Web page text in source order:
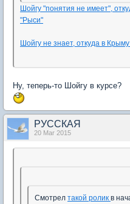
Шойгу "понятия не имеет",
"Рыси"
Шойгу не знает, откуда в
Ну, теперь-то Шойгу в курсе?
РУССКАЯ
20 Mar 2015
Смотрел такой ролик в